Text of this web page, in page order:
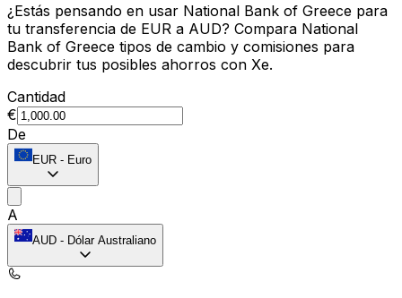
¿Estás pensando en usar National Bank of Greece para
tu transferencia de EUR a AUD? Compara National
Bank of Greece tipos de cambio y comisiones para
descubrir tus posibles ahorros con Xe.
Cantidad
€
De
EUR - Euro
A
AUD - Dólar Australiano